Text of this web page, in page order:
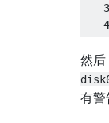
然后
有警